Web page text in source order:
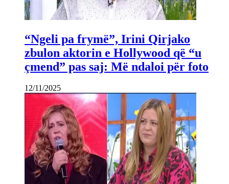
“Ngeli pa frymë”, Irini Qirjako
zbulon aktorin e Hollywood që “u
çmend” pas saj: Më ndaloi për foto
12/11/2025